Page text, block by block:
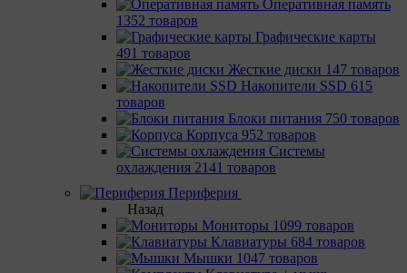
Оперативная память
1352 товаров
Графические карты
491 товаров
Жесткие диски 147 товаров
Накопители SSD 615
товаров
Блоки питания 750 товаров
Корпуса 952 товаров
Системы
охлаждения 2141 товаров
Периферия
Назад
Мониторы 1099 товаров
Клавиатуры 684 товаров
Мышки 1047 товаров